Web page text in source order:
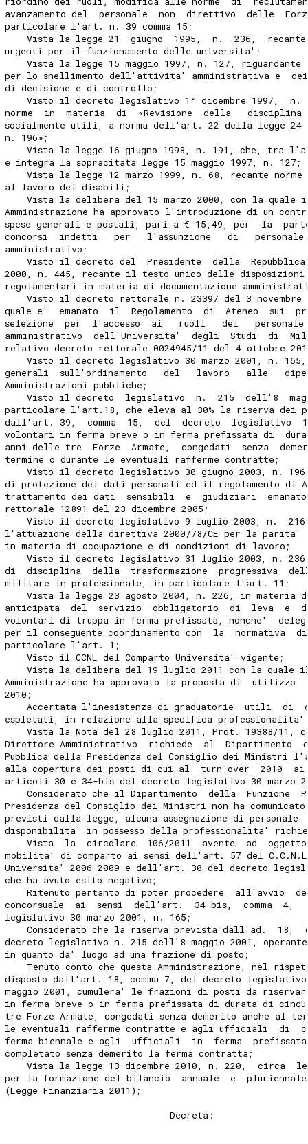
avanzamento del  personale  non  direttivo  delle
particolare l'art. n. 39 comma 15;
Vista la legge 21  giugno  1995,  n.  236,
urgenti per il funzionamento delle universita';
Vista la legge 15 maggio 1997, n. 127, riguardante
per lo snellimento dell'attivita' amministrativa e  dei
di decisione e di controllo;
Visto il decreto legislativo 1° dicembre 1997,  n.
norme  in  materia  di  «Revisione  della
socialmente utili, a norma dell'art. 22 della legge 24
n. 196»;
Vista la legge 16 giugno 1998, n. 191, che, tra
e integra la sopracitata legge 15 maggio 1997, n. 127;
Vista la legge 12 marzo 1999, n. 68, recante norme
al lavoro dei disabili;
Vista la delibera del 15 marzo 2000, con la quale
Amministrazione ha approvato l'introduzione di un
spese generali e postali, pari a € 15,49, per  la
concorsi  indetti   per   l'assunzione   di
amministrativo;
Visto il decreto del  Presidente  della
2000, n. 445, recante il testo unico delle
regolamentari in materia di documentazione
Visto il decreto rettorale n. 23397 del 3 novembre
quale e'  emanato  il  Regolamento  di  Ateneo  sui
selezione  per  l'accesso  ai   ruoli   del
amministrativo  dell'Universita'  degli  Studi  di
relativo decreto rettorale 0024945/11 del 4 ottobre
Visto il decreto legislativo 30 marzo 2001, n.
generali  sull'ordinamento   del   lavoro   alle
Amministrazioni pubbliche;
Visto il decreto  legislativo  n.  215  dell'8
particolare l'art.18, che eleva al 30% la riserva dei
dall'art. 39,  comma  15,  del  decreto  legislativo
volontari in ferma breve o in ferma prefissata di
anni delle tre  Forze  Armate,  congedati  senza
termine o durante le eventuali rafferme contratte;
Visto il decreto legislativo 30 giugno 2003, n.
di protezione dei dati personali ed il regolamento di
trattamento dei dati  sensibili  e  giudiziari
rettorale 12891 del 23 dicembre 2005;
Visto il decreto legislativo 9 luglio 2003, n.
l'attuazione della direttiva 2000/78/CE per la parita'
in materia di occupazione e di condizioni di lavoro;
Visto il decreto legislativo 31 luglio 2003, n.
di  disciplina  della  trasformazione  progressiva
militare in professionale, in particolare l'art. 11;
Vista la legge 23 agosto 2004, n. 226, in materia
anticipata  del  servizio  obbligatorio  di  leva  e
volontari di truppa in ferma prefissata, nonche'
per il conseguente coordinamento con  la  normativa
particolare l'art. 1;
    Visto il CCNL del Comparto Universita' vigente;
Vista la delibera del 19 luglio 2011 con la quale
Amministrazione ha approvato la proposta di  utilizzo
2010;
Accertata l'inesistenza di graduatorie  utili  di
espletati, in relazione alla specifica
Vista la Nota del 28 luglio 2011, Prot. 19388/11,
Direttore Amministrativo  richiede  al  Dipartimento
Pubblica della Presidenza del Consiglio dei Ministri
alla copertura dei posti di cui al  turn-over  2010
articoli 30 e 34-bis del decreto legislativo 30 marzo
Considerato che il Dipartimento  della  Funzione
Presidenza del Consiglio dei Ministri non ha
previsti dalla legge, alcuna assegnazione di
disponibilita' in possesso della professionalita'
Vista  la  circolare  106/2011  avente  ad
mobilita' di comparto ai sensi dell'art. 57 del
Universita' 2006-2009 e dell'art. 30 del decreto
che ha avuto esito negativo;
Ritenuto pertanto di poter procedere  all'avvio
concorsuale  ai  sensi  dell'art.  34-bis,  comma  4,
legislativo 30 marzo 2001, n. 165;
Considerato che la riserva prevista dall'ad.  18,
decreto legislativo n. 215 dell'8 maggio 2001,
in quanto da' luogo ad una frazione di posto;
Tenuto conto che questa Amministrazione, nel
disposto dall'art. 18, comma 7, del decreto
maggio 2001, cumulera' le frazioni di posti da
in ferma breve o in ferma prefissata di durata di
tre Forze Armate, congedati senza demerito anche al
le eventuali rafferme contratte e agli ufficiali  di
ferma biennale e agli  ufficiali  in  ferma  prefissata
completato senza demerito la ferma contratta;
Vista la legge 13 dicembre 2010, n. 220,  circa
per la formazione del bilancio  annuale  e
(Legge Finanziaria 2011);
                              Decreta: